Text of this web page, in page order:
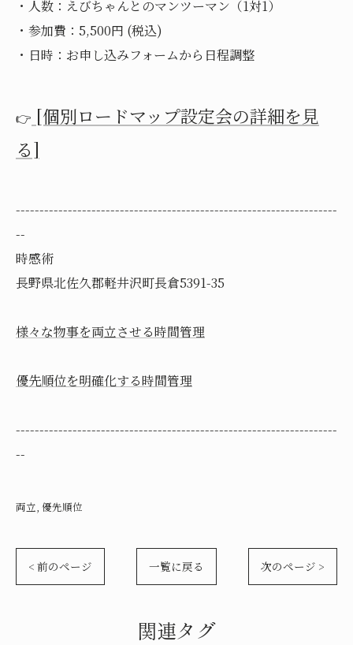
・人数：えびちゃんとのマンツーマン（1対1）
・参加費：5,500円 (税込)
・日時：お申し込みフォームから日程調整
👉 [個別ロードマップ設定会の詳細を見
る]
--------------------------------------------------------------------
--
時感術
長野県北佐久郡軽井沢町長倉5391-35
様々な物事を両立させる時間管理
優先順位を明確化する時間管理
--------------------------------------------------------------------
--
両立 優先順位
< 前のページ 一覧に戻る 次のページ >
関連タグ